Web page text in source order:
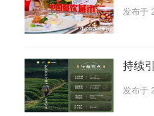
发布于
持续
发布于